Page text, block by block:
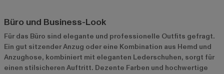
Büro und Business-Look
Für das Büro sind elegante und professionelle Outfits gefragt.
Ein gut sitzender Anzug oder eine Kombination aus Hemd und
Anzughose, kombiniert mit eleganten Lederschuhen, sorgt für
einen stilsicheren Auftritt. Dezente Farben und hochwertige